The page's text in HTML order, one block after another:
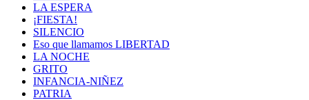
LA ESPERA
¡FIESTA!
SILENCIO
Eso que llamamos LIBERTAD
LA NOCHE
GRITO
INFANCIA-NIÑEZ
PATRIA